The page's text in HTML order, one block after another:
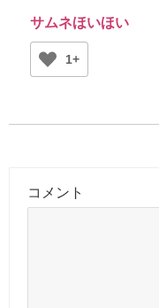
サムネほいほい
1+
コメント